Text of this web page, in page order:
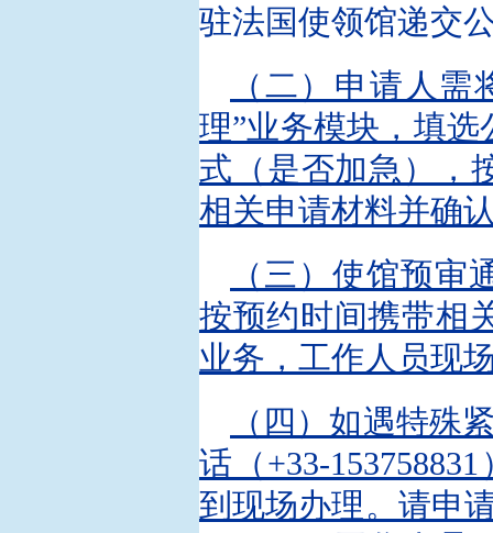
驻法国使领馆递交
（二）申请人
理”业务模块，填
式（是否加急），
相关申请材料并确
（三）使馆预
按预约时间携带相
业务，工作人员现
（四）如遇特殊
话（+33-
到现场办理。请申